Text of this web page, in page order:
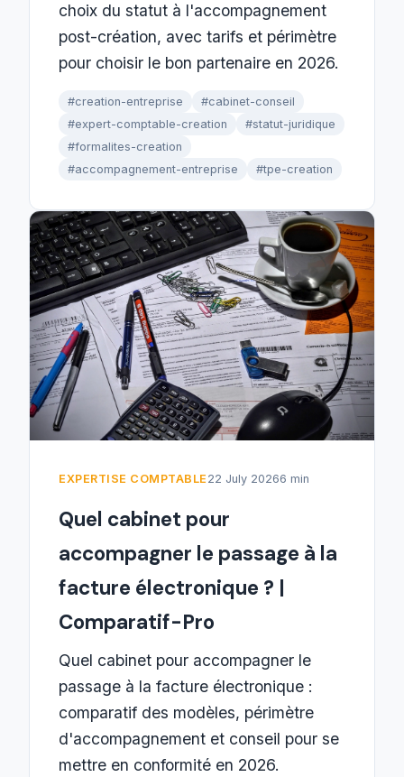
choix du statut à l'accompagnement
post-création, avec tarifs et périmètre
pour choisir le bon partenaire en 2026.
#creation-entreprise
#cabinet-conseil
#expert-comptable-creation
#statut-juridique
#formalites-creation
#accompagnement-entreprise
#tpe-creation
EXPERTISE COMPTABLE 22 July 20266 min
Quel cabinet pour
accompagner le passage à la
facture électronique ? |
Comparatif-Pro
Quel cabinet pour accompagner le
passage à la facture électronique :
comparatif des modèles, périmètre
d'accompagnement et conseil pour se
mettre en conformité en 2026.